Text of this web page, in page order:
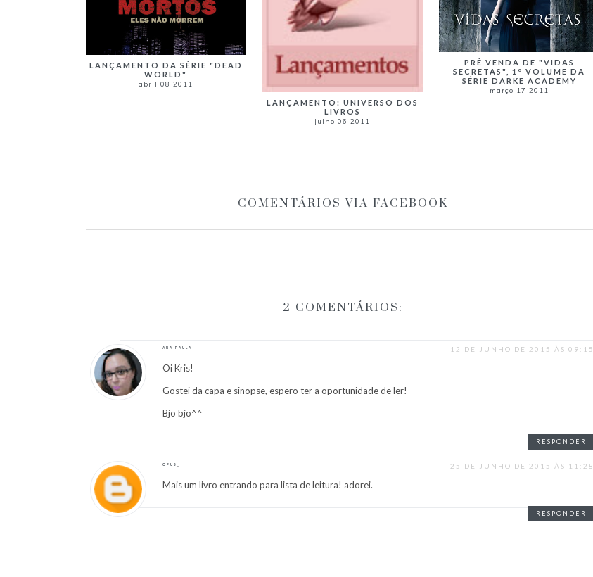
LANÇAMENTO DA SÉRIE "DEAD
WORLD"
abril 08 2011
LANÇAMENTO: UNIVERSO DOS
LIVROS
julho 06 2011
PRÉ VENDA DE "VIDAS
SECRETAS", 1º VOLUME DA
SÉRIE DARKE ACADEMY
março 17 2011
COMENTÁRIOS VIA FACEBOOK
2 COMENTÁRIOS:
ANA PAULA 12 DE JUNHO DE 2015 ÀS 09:15
Oi Kris!
Gostei da capa e sinopse, espero ter a oportunidade de ler!
Bjo bjo^^
RESPONDER
OPUS_ 25 DE JUNHO DE 2015 ÀS 11:28
Mais um livro entrando para lista de leitura! adorei.
RESPONDER